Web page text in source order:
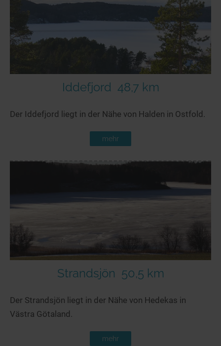
Iddefjord 48,7 km
Der Iddefjord liegt in der Nähe von Halden in Ostfold.
mehr
Strandsjön 50,5 km
Der Strandsjön liegt in der Nähe von Hedekas in
Västra Götaland.
mehr